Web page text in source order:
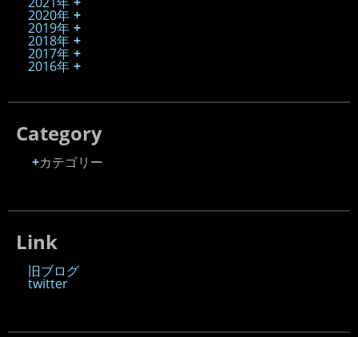
2020年
2019年
2018年
2017年
2016年
Category
カテゴリー
Link
旧ブログ
twitter